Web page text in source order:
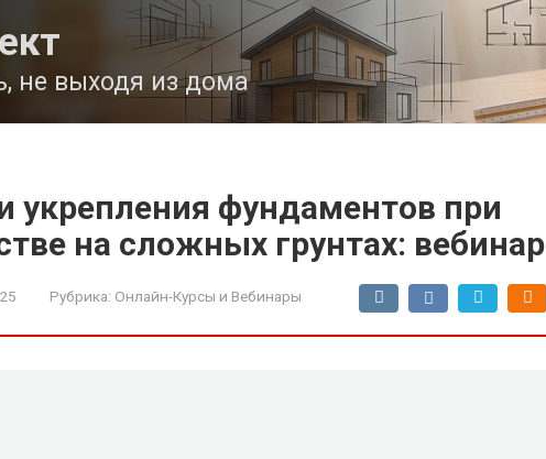
не выходя из дома
укрепления фундаментов при
на сложных грунтах: вебинар
Рубрика: Онлайн-Курсы и Вебинары